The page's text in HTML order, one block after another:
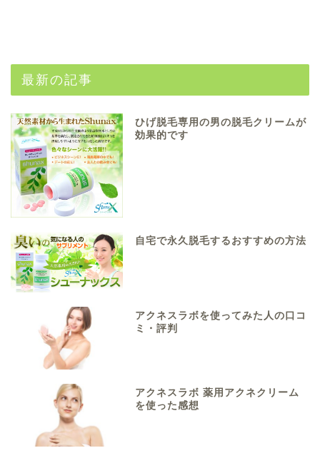
最新の記事
ひげ脱毛専用の男の脱毛クリームが
効果的です
自宅で永久脱毛するおすすめの方法
アクネスラボを使ってみた人の口コ
ミ・評判
アクネスラボ 薬用アクネクリーム
を使った感想